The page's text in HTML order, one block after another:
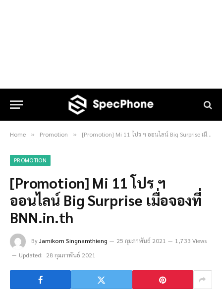
Home » Promotion » [Promotion] Mi 11 โปร ฯ ออนไลน์ Big Surprise เมื่อจองที่ BNN.in.th
PROMOTION
[Promotion] Mi 11 โปร ฯ
ออนไลน์ Big Surprise เมื่อจองที่
BNN.in.th
ByJamikorn Singnamthieng 25 กุมภาพันธ์ 2021
1,733 Views
Updated: 28 กุมภาพันธ์ 2021